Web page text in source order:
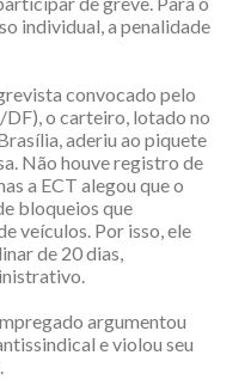
individual, a penalidade
convocado pelo
o carteiro, lotado no
aderiu ao piquete
Não houve registro de
a ECT alegou que o
bloqueios que
veículos. Por isso, ele
de 20 dias,
argumentou
e violou seu